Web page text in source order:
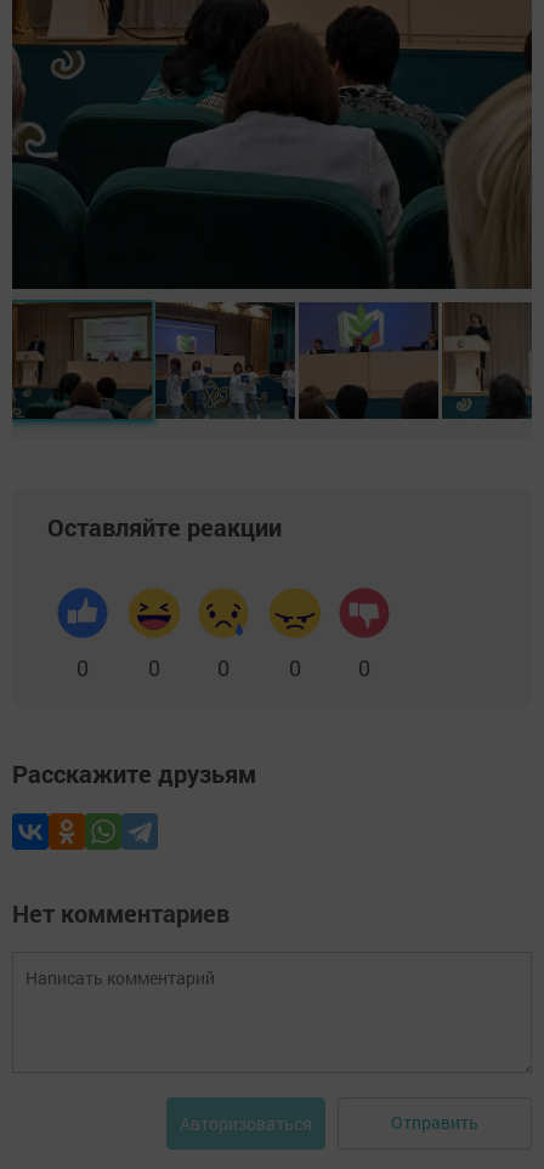
Оставляйте реакции
0 0 0 0 0
Расскажите друзьям
Нет комментариев
Авторизоваться Отправить